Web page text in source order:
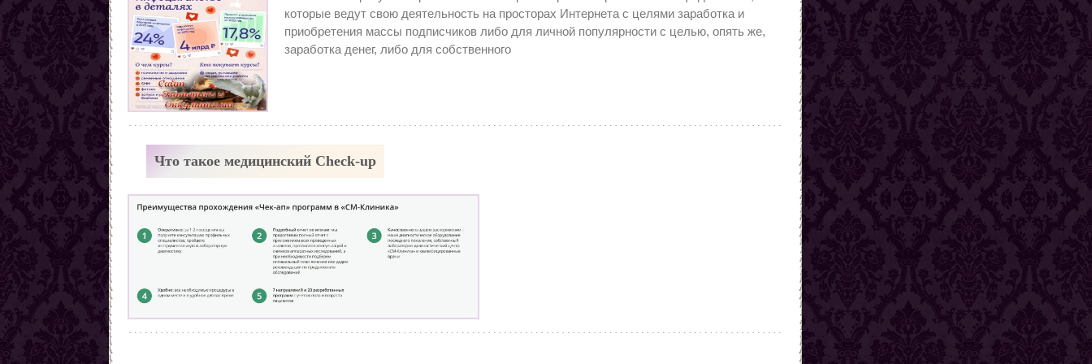
Заговоры от наркомании
Все порчи
Препарат работает
как внутренняя
подушка
которые ведут свою деятельность на просторах Интернета с целями заработка и
приобретения массы подписчиков либо для личной популярности с целью, опять же,
заработка денег, либо для собственного
Что такое медицинский Check-up